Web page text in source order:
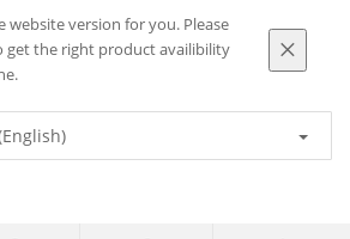
website version for you. Please
the right product availibility